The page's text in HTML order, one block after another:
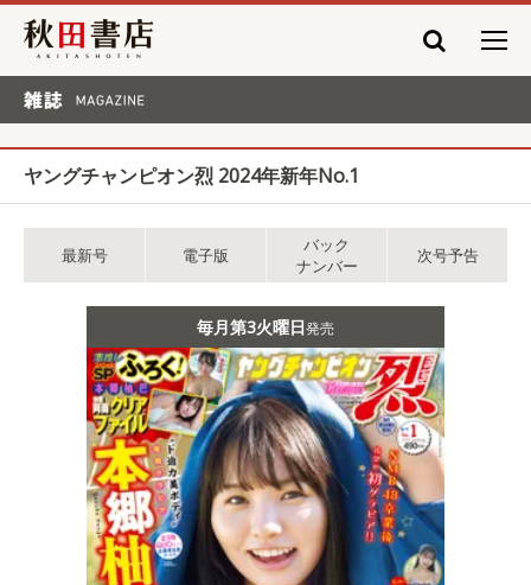
秋田書店
ヤングチャンピオン烈 2024年新年No.1
最新号 電子版
バック
ナンバー
次号予告
毎月第3火曜日発売